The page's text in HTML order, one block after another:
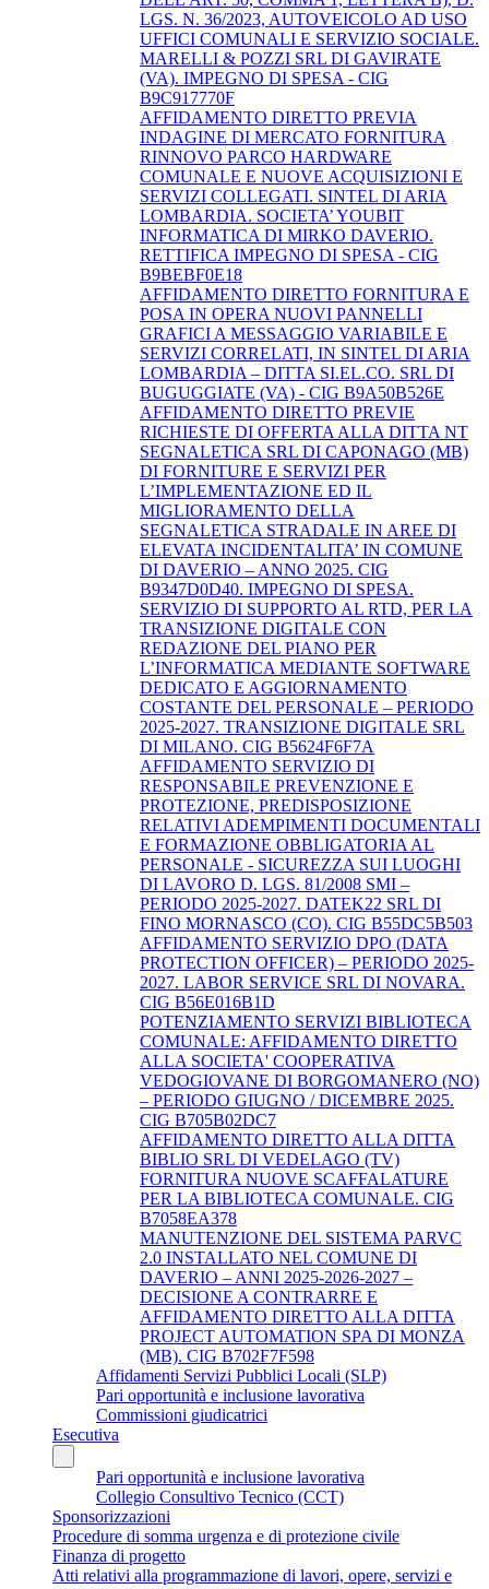
LGS. N. 36/2023, AUTOVEICOLO AD USO
UFFICI COMUNALI E SERVIZIO SOCIALE.
MARELLI & POZZI SRL DI GAVIRATE
(VA). IMPEGNO DI SPESA - CIG
B9C917770F
AFFIDAMENTO DIRETTO PREVIA
INDAGINE DI MERCATO FORNITURA
RINNOVO PARCO HARDWARE
COMUNALE E NUOVE ACQUISIZIONI E
SERVIZI COLLEGATI. SINTEL DI ARIA
LOMBARDIA. SOCIETA’ YOUBIT
INFORMATICA DI MIRKO DAVERIO.
RETTIFICA IMPEGNO DI SPESA - CIG
B9BEBF0E18
AFFIDAMENTO DIRETTO FORNITURA E
POSA IN OPERA NUOVI PANNELLI
GRAFICI A MESSAGGIO VARIABILE E
SERVIZI CORRELATI, IN SINTEL DI ARIA
LOMBARDIA – DITTA SI.EL.CO. SRL DI
BUGUGGIATE (VA) - CIG B9A50B526E
AFFIDAMENTO DIRETTO PREVIE
RICHIESTE DI OFFERTA ALLA DITTA NT
SEGNALETICA SRL DI CAPONAGO (MB)
DI FORNITURE E SERVIZI PER
L’IMPLEMENTAZIONE ED IL
MIGLIORAMENTO DELLA
SEGNALETICA STRADALE IN AREE DI
ELEVATA INCIDENTALITA’ IN COMUNE
DI DAVERIO – ANNO 2025. CIG
B9347D0D40. IMPEGNO DI SPESA.
SERVIZIO DI SUPPORTO AL RTD, PER LA
TRANSIZIONE DIGITALE CON
REDAZIONE DEL PIANO PER
L’INFORMATICA MEDIANTE SOFTWARE
DEDICATO E AGGIORNAMENTO
COSTANTE DEL PERSONALE – PERIODO
2025-2027. TRANSIZIONE DIGITALE SRL
DI MILANO. CIG B5624F6F7A
AFFIDAMENTO SERVIZIO DI
RESPONSABILE PREVENZIONE E
PROTEZIONE, PREDISPOSIZIONE
RELATIVI ADEMPIMENTI DOCUMENTALI
E FORMAZIONE OBBLIGATORIA AL
PERSONALE - SICUREZZA SUI LUOGHI
DI LAVORO D. LGS. 81/2008 SMI –
PERIODO 2025-2027. DATEK22 SRL DI
FINO MORNASCO (CO). CIG B55DC5B503
AFFIDAMENTO SERVIZIO DPO (DATA
PROTECTION OFFICER) – PERIODO 2025-
2027. LABOR SERVICE SRL DI NOVARA.
CIG B56E016B1D
POTENZIAMENTO SERVIZI BIBLIOTECA
COMUNALE: AFFIDAMENTO DIRETTO
ALLA SOCIETA' COOPERATIVA
VEDOGIOVANE DI BORGOMANERO (NO)
– PERIODO GIUGNO / DICEMBRE 2025.
CIG B705B02DC7
AFFIDAMENTO DIRETTO ALLA DITTA
BIBLIO SRL DI VEDELAGO (TV)
FORNITURA NUOVE SCAFFALATURE
PER LA BIBLIOTECA COMUNALE. CIG
B7058EA378
MANUTENZIONE DEL SISTEMA PARVC
2.0 INSTALLATO NEL COMUNE DI
DAVERIO – ANNI 2025-2026-2027 –
DECISIONE A CONTRARRE E
AFFIDAMENTO DIRETTO ALLA DITTA
PROJECT AUTOMATION SPA DI MONZA
(MB). CIG B702F7F598
Affidamenti Servizi Pubblici Locali (SLP)
Pari opportunità e inclusione lavorativa
Commissioni giudicatrici
Esecutiva
Pari opportunità e inclusione lavorativa
Collegio Consultivo Tecnico (CCT)
Sponsorizzazioni
Procedure di somma urgenza e di protezione civile
Finanza di progetto
Atti relativi alla programmazione di lavori, opere, servizi e